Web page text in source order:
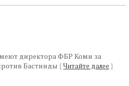
директора ФБР Коми за
Бастинды { Читайте далее }